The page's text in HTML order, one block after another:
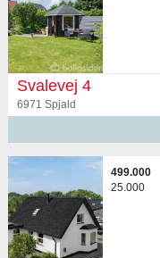
Svalevej 4
6971 Spjald
499.000
25.000